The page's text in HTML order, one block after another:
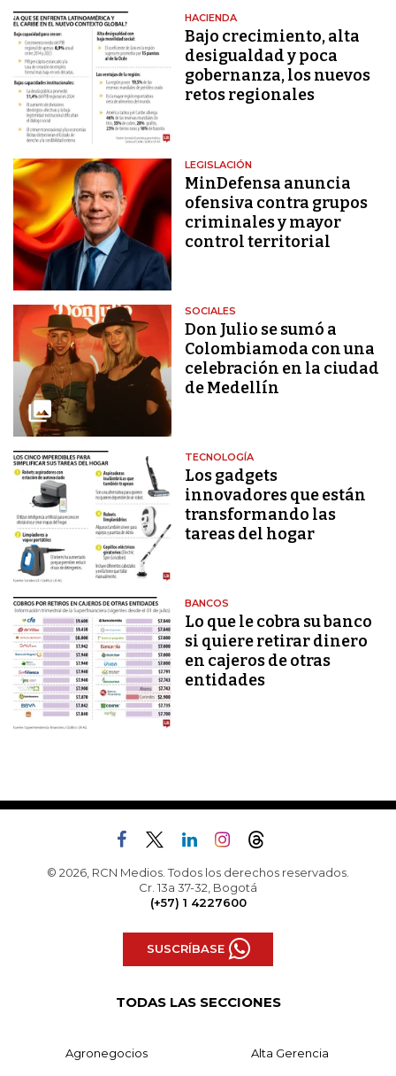
HACIENDA
Bajo crecimiento, alta
desigualdad y poca
gobernanza, los nuevos
retos regionales
LEGISLACIÓN
MinDefensa anuncia
ofensiva contra grupos
criminales y mayor
control territorial
SOCIALES
Don Julio se sumó a
Colombiamoda con una
celebración en la ciudad
de Medellín
TECNOLOGÍA
Los gadgets
innovadores que están
transformando las
tareas del hogar
BANCOS
Lo que le cobra su banco
si quiere retirar dinero
en cajeros de otras
entidades
© 2026, RCN Medios. Todos los derechos reservados.
Cr. 13a 37-32, Bogotá
(+57) 1 4227600
SUSCRÍBASE
TODAS LAS SECCIONES
Agronegocios Alta Gerencia